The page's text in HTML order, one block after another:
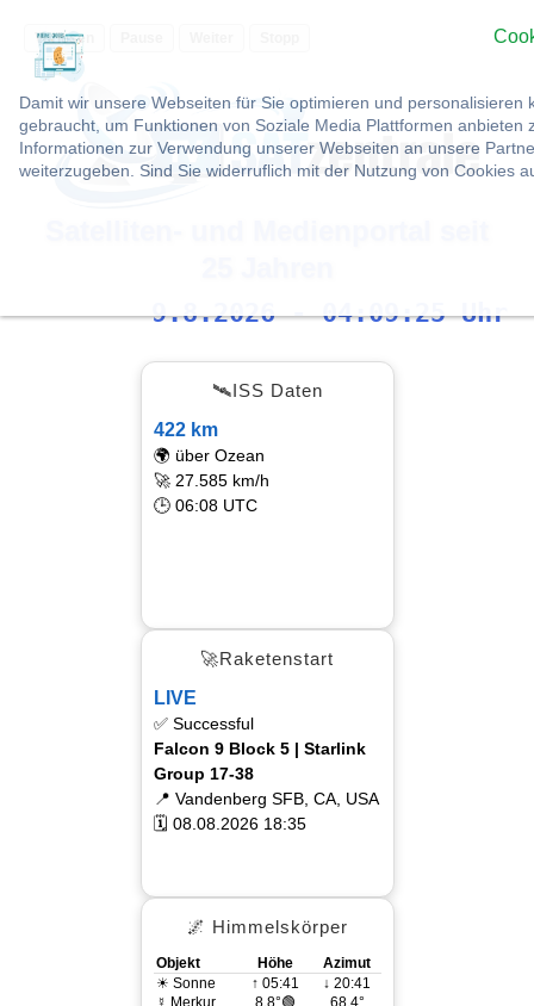
Vorlesen
Damit wir unsere Webseiten für Sie optimieren und
gebraucht, um Funktionen von Soziale Media Plattformen
Informationen zur Verwendung unserer Webseiten an unsere
weiterzugeben. Sind Sie widerruflich mit der Nutzung von Cookies
9.8.2026 - 04:09:26 Uhr
🛰ISS Daten
422 km
🌍 über Ozean
🚀 27.585 km/h
🕒 06:08 UTC
🚀Raketenstart
LIVE
✅ Successful
Falcon 9 Block 5 | Starlink
Group 17-38
📍 Vandenberg SFB, CA, USA
🗓 08.08.2026 18:35
🌌 Himmelskörper
Objekt Höhe
Azimut
☀ Sonne
↑ 05:41
↓ 20:41